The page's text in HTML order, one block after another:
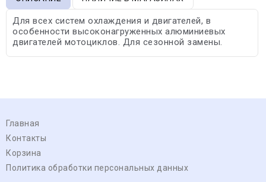
Для всех систем охлаждения и двигателей, в
особенности высоконагруженных алюминиевых
двигателей мотоциклов. Для сезонной замены.
Главная
Контакты
Корзина
Политика обработки персональных данных